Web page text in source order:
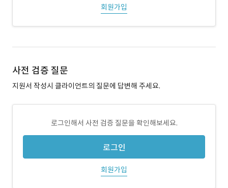
회원가입
사전 검증 질문
지원서 작성시 클라이언트의 질문에 답변해 주세요.
로그인해서 사전 검증 질문을 확인해보세요.
로그인
회원가입